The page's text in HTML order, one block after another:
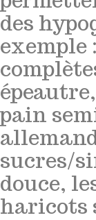
des
exemple
pain
sucres/
douce,
haricots